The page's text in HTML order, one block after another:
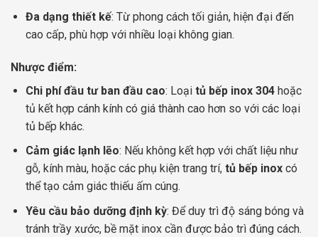
Đa dạng thiết kế: Từ phong cách tối giản, hiện đại đến
cao cấp, phù hợp với nhiều loại không gian.
Nhược điểm:
Chi phí đầu tư ban đầu cao: Loại tủ bếp inox 304hoặc
tủ kết hợp cánh kính có giá thành cao hơn so với các loại
tủ bếp khác.
Cảm giác lạnh lẽo: Nếu không kết hợp với chất liệu như
gỗ, kính màu, hoặc các phụ kiện trang trí, tủ bếp inoxcó
thể tạo cảm giác thiếu ấm cúng.
Yêu cầu bảo dưỡng định kỳ: Để duy trì độ sáng bóng và
tránh trầy xước, bề mặt inox cần được bảo trì đúng cách.